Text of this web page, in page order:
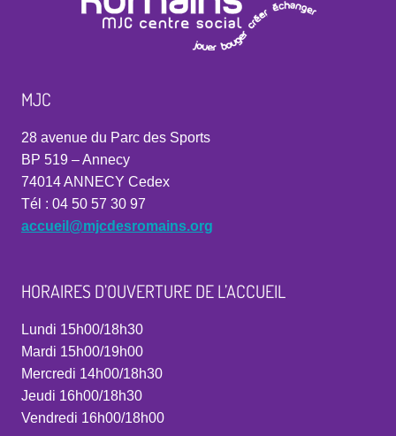
MJC
28 avenue du Parc des Sports
BP 519 – Annecy
74014 ANNECY Cedex
Tél : 04 50 57 30 97
accueil@mjcdesromains.org
HORAIRES D’OUVERTURE DE L’ACCUEIL
Lundi 15h00/18h30
Mardi 15h00/19h00
Mercredi 14h00/18h30
Jeudi 16h00/18h30
Vendredi 16h00/18h00